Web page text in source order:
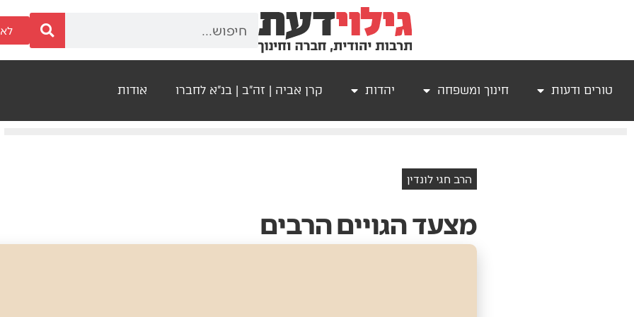
טורים ודעות חינוך ומשפחה יהדות קרן אביה | זה"ב | בנ"א לחברו אודות
הרב חגי לונדין
מצעד‭ ‬הגויים‭ ‬הרבים